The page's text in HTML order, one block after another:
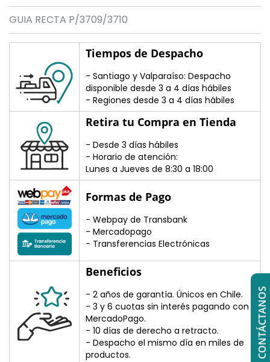
GUIA RECTA P/3709/3710
Tiempos de Despacho
- Santiago y Valparaíso: Despacho
disponible desde 3 a 4 días hábiles
- Regiones desde 3 a 4 días hábiles
Retira tu Compra en Tienda
- Desde 3 días hábiles
- Horario de atención:
Lunes a Jueves de 8:30 a 18:00
Formas de Pago
- Webpay de Transbank
- Mercadopago
- Transferencias Electrónicas
Beneficios
- 2 años de garantía. Únicos en Chile.
- 3 y 6 cuotas sin interés pagando con
MercadoPago.
- 10 días de derecho a retracto.
- Despacho el mismo día en miles de
productos.
CONTÁCTANOS